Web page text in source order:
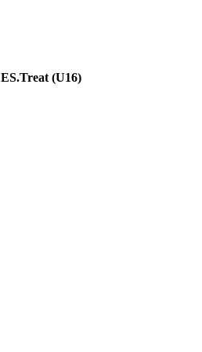
ES.Treat (U16)